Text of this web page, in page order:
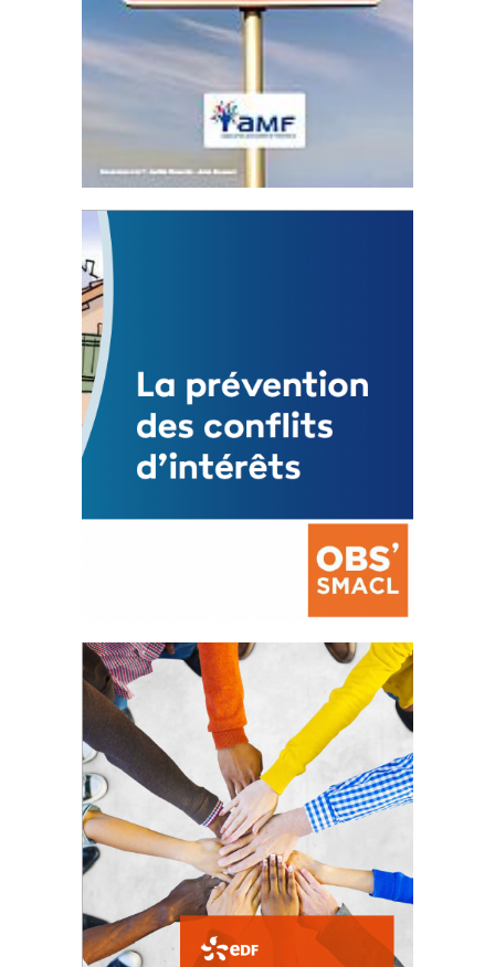
Statut de l’élu local
3 avril 2024
Mise à jour avril 2024
FEUILLETER
La prévention des conflits
d’intérêts
18 septembre 2023
FEUILLETER